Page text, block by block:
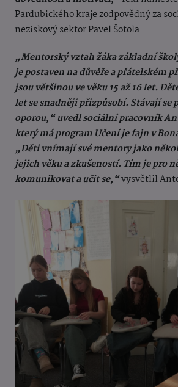
Pardubického kraje zodpovědný za
neziskový sektor Pavel Šotola.
„Mentorský vztah žáka základní
je postaven na důvěře a přátelském
jsou většinou ve věku 15 až 16 let.
let se snadněji přizpůsobí. Stávají se
oporou,“ uvedl sociální pracovník
který má program Učení je fajn v
„Děti vnímají své mentory jako
jejich věku a zkušeností. Tím je pro
komunikovat a učit se,“vysvětlil